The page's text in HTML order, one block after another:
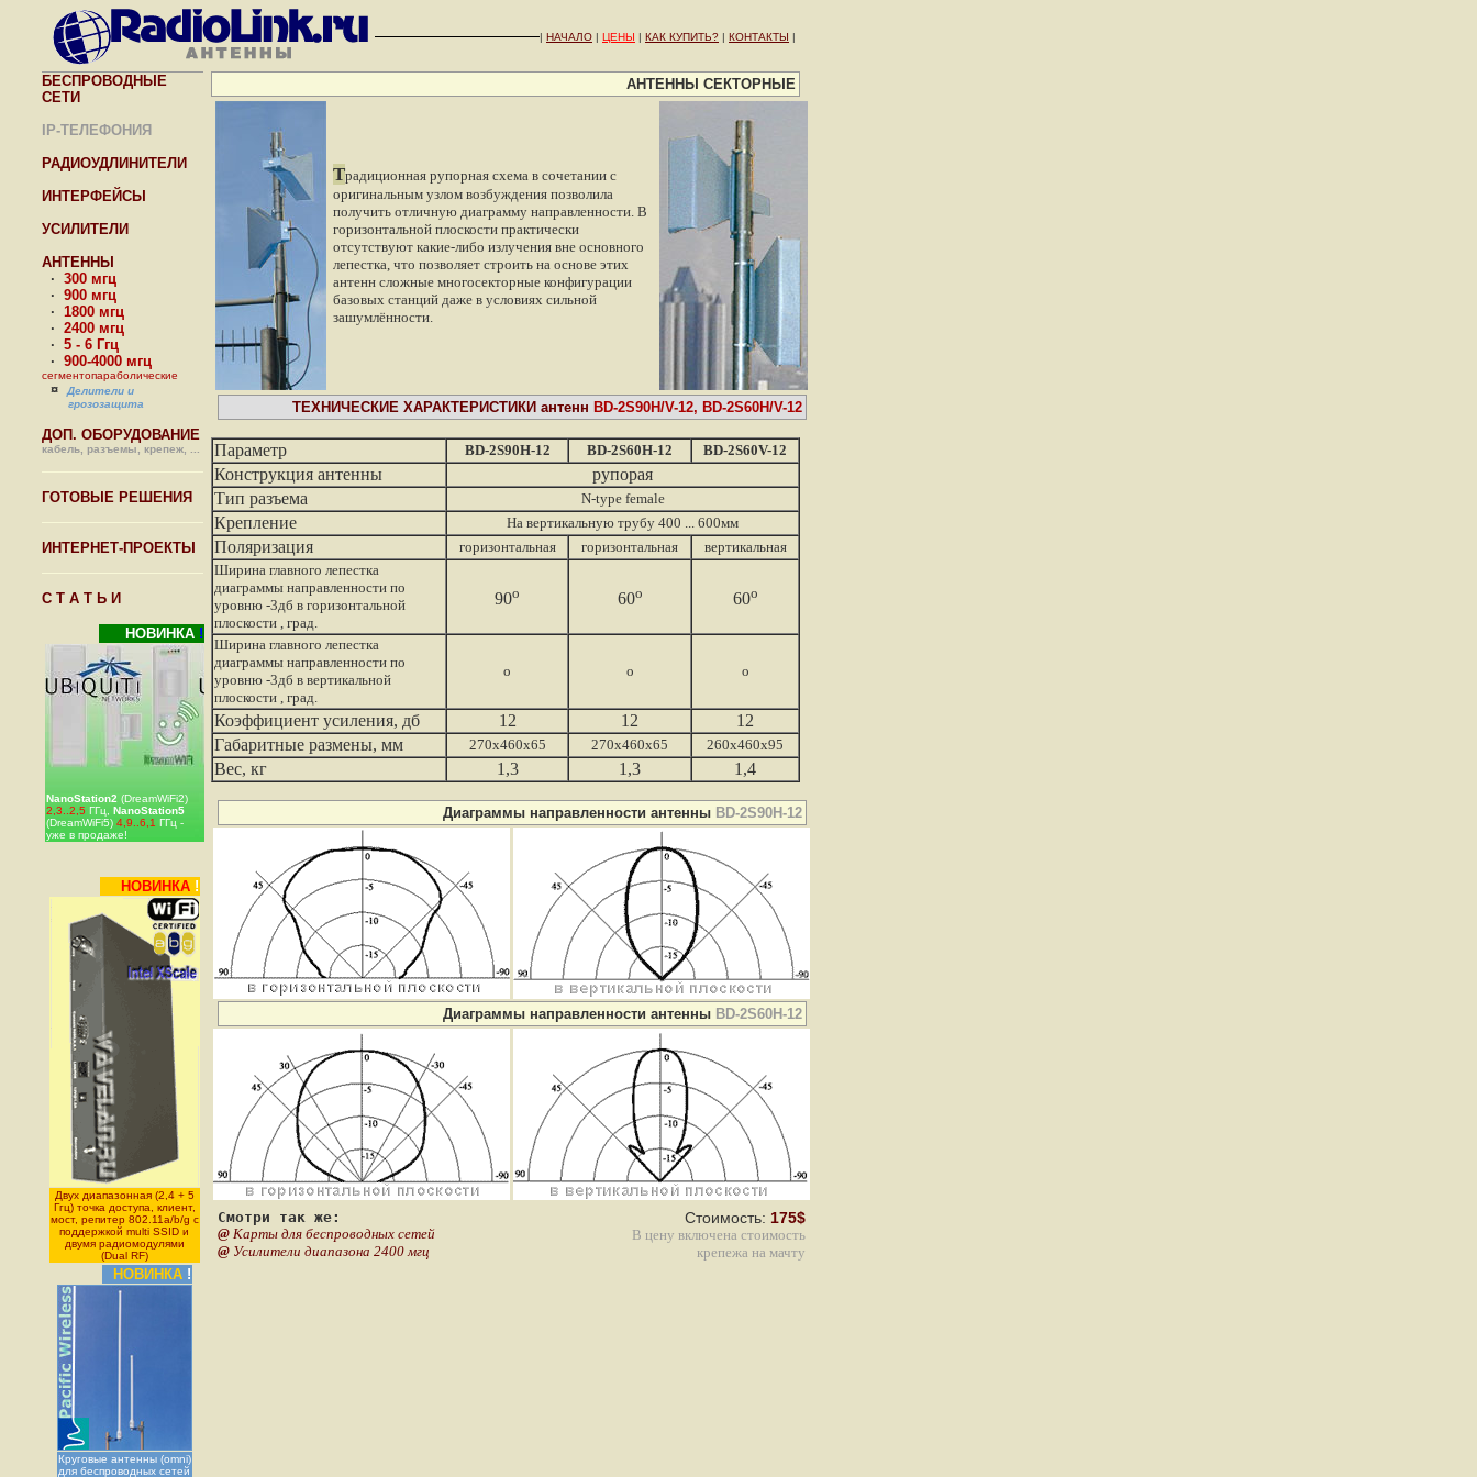
| НАЧАЛО | ЦЕНЫ | КАК КУПИТЬ? | КОНТАКТЫ |
БЕСПРОВОДНЫЕ
СЕТИ
IP-ТЕЛЕФОНИЯ
РАДИОУДЛИНИТЕЛИ
ИНТЕРФЕЙСЫ
УСИЛИТЕЛИ
АНТЕННЫ
· 300 мгц
· 900 мгц
· 1800 мгц
· 2400 мгц
· 5 - 6 Ггц
· 900-4000 мгц
сегментопараболические
¤Делители и
грозозащита
ДОП. ОБОРУДОВАНИЕ
кабель, разъемы, крепеж, ...
ГОТОВЫЕ РЕШЕНИЯ
ИНТЕРНЕТ-ПРОЕКТЫ
С Т А Т Ь И
НОВИНКА !
NanoStation2 (DreamWiFi2)
2,3..2,5 ГГц, NanoStation5
(DreamWiFi5) 4,9..6,1 ГГц -
уже в продаже!
НОВИНКА !
Двух диапазонная (2,4 + 5
Ггц) точка доступа, клиент,
мост, репитер 802.11a/b/g с
поддержкой multi SSID и
двумя радиомодулями
(Dual RF)
НОВИНКА !
Круговые антенны (omni)
для беспроводных сетей
АНТЕННЫ СЕКТОРНЫЕ
Традиционная рупорная схема в сочетании с
оригинальным узлом возбуждения позволила
получить отличную диаграмму направленности. В
горизонтальной плоскости практически
отсутствуют какие-либо излучения вне основного
лепестка, что позволяет строить на основе этих
антенн сложные многосекторные конфигурации
базовых станций даже в условиях сильной
зашумлённости.
ТЕХНИЧЕСКИЕ ХАРАКТЕРИСТИКИ антенн BD-2S90H/V-12, BD-2S60H/V-12
Параметр BD-2S90H-12 BD-2S60H-12 BD-2S60V-12
Конструкция антенны
рупорая
Тип разъема
N-type female
Крепление На вертикальную трубу 400 ... 600мм
Поляризация горизонтальная горизонтальная
вертикальная
Ширина главного лепестка
диаграммы направленности по
уровню -3дб в горизонтальной
плоскости , град.
90о 60о 60o
Ширина главного лепестка
диаграммы направленности по
уровню -3дб в вертикальной
плоскости , град.
о о o
Коэффициент усиления, дб 12 12
12
Габаритные размены, мм
270x460x65 270x460x65 260x460x95
Вес, кг 1,3 1,3 1,4
Диаграммы направленности антенны BD-2S90H-12
Диаграммы направленности антенны BD-2S60H-12
Смотри так же:
@ Карты для беспроводных сетей
@ Усилители диапазона 2400 мгц
Стоимость: 175$
В цену включена стоимость
крепежа на мачту